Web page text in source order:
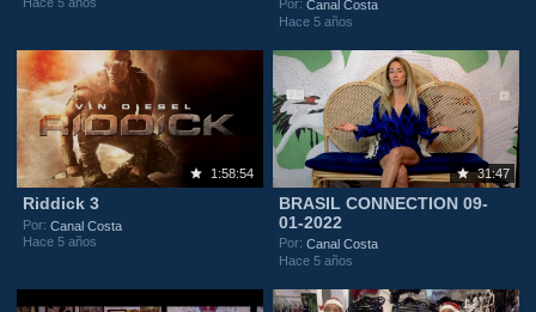
Hace 5 años
Por:Canal Costa
Hace 5 años
1:58:54
Riddick 3
Por:Canal Costa
Hace 5 años
31:47
BRASIL CONNECTION 09-
01-2022
Por:Canal Costa
Hace 5 años